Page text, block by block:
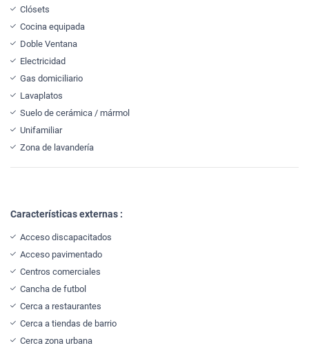
Clósets
Cocina equipada
Doble Ventana
Electricidad
Gas domiciliario
Lavaplatos
Suelo de cerámica / mármol
Unifamiliar
Zona de lavandería
Características externas :
Acceso discapacitados
Acceso pavimentado
Centros comerciales
Cancha de futbol
Cerca a restaurantes
Cerca a tiendas de barrio
Cerca zona urbana